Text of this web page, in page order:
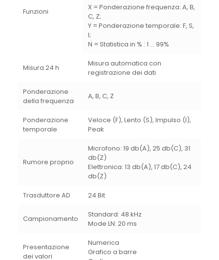
Funzioni
X = Ponderazione frequenza: A, B,
C, Z;
Y = Ponderazione temporale: F, S,
I;
N = Statistica in % : 1 … 99%
Misura 24 h
Misura automatica con
registrazione dei dati
Ponderazione
della frequenza
A, B, C, Z
Ponderazione
temporale
Veloce (F), Lento (S), Impulso (I),
Peak
Rumore proprio
Microfono: 19 db(A), 25 db(C), 31
db(Z)
Elettronica: 13 db(A), 17 db(C), 24
db(Z)
Trasduttore AD 24 Bit
Campionamento
Standard: 48 kHz
Mode LN: 20 ms
Presentazione
dei valori
Numerica
Grafico a barre